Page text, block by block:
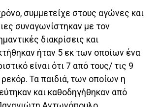
συμμετείχε στους αγώνες και
συναγωνίστηκαν με τον
διακρίσεις και
ήταν 5 εκ των οποίων ένα
είναι ότι 7 από τους/ τις 9
Τα παιδιά, των οποίων η
και καθοδηγήθηκαν από